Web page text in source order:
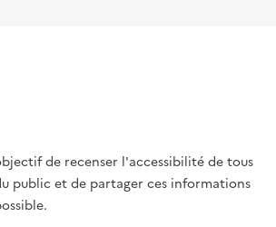
de recenser l'accessibilité de tous
public et de partager ces informations